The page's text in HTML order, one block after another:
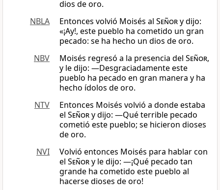
dios de oro.
NBLA
Entonces volvió Moisés al Señory dijo:
«¡Ay!, este pueblo ha cometido un gran
pecado: se ha hecho un dios de oro.
NBV
Moisés regresó a la presencia del Señor,
y le dijo: ―Desgraciadamente este
pueblo ha pecado en gran manera y ha
hecho ídolos de oro.
NTV
Entonces Moisés volvió a donde estaba
el Señory dijo: —Qué terrible pecado
cometió este pueblo; se hicieron dioses
de oro.
NVI
Volvió entonces Moisés para hablar con
el Señory le dijo: —¡Qué pecado tan
grande ha cometido este pueblo al
hacerse dioses de oro!